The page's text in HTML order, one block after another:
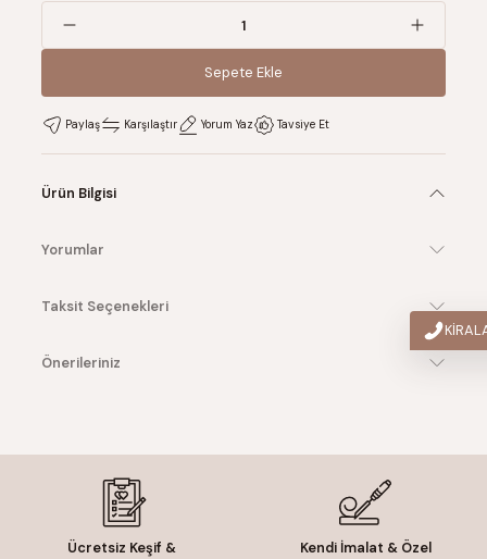
Sepete Ekle
Sepete Ekle
Paylaş Karşılaştır Yorum Yaz Tavsiye Et
Ürün Bilgisi
Yorumlar
Taksit Seçenekleri
Önerileriniz
Ücretsiz Keşif &
Kendi İmalat & Özel